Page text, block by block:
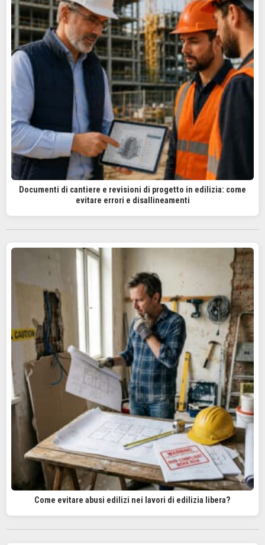
Documenti di cantiere e revisioni di progetto in edilizia: come
evitare errori e disallineamenti
Come evitare abusi edilizi nei lavori di edilizia libera?